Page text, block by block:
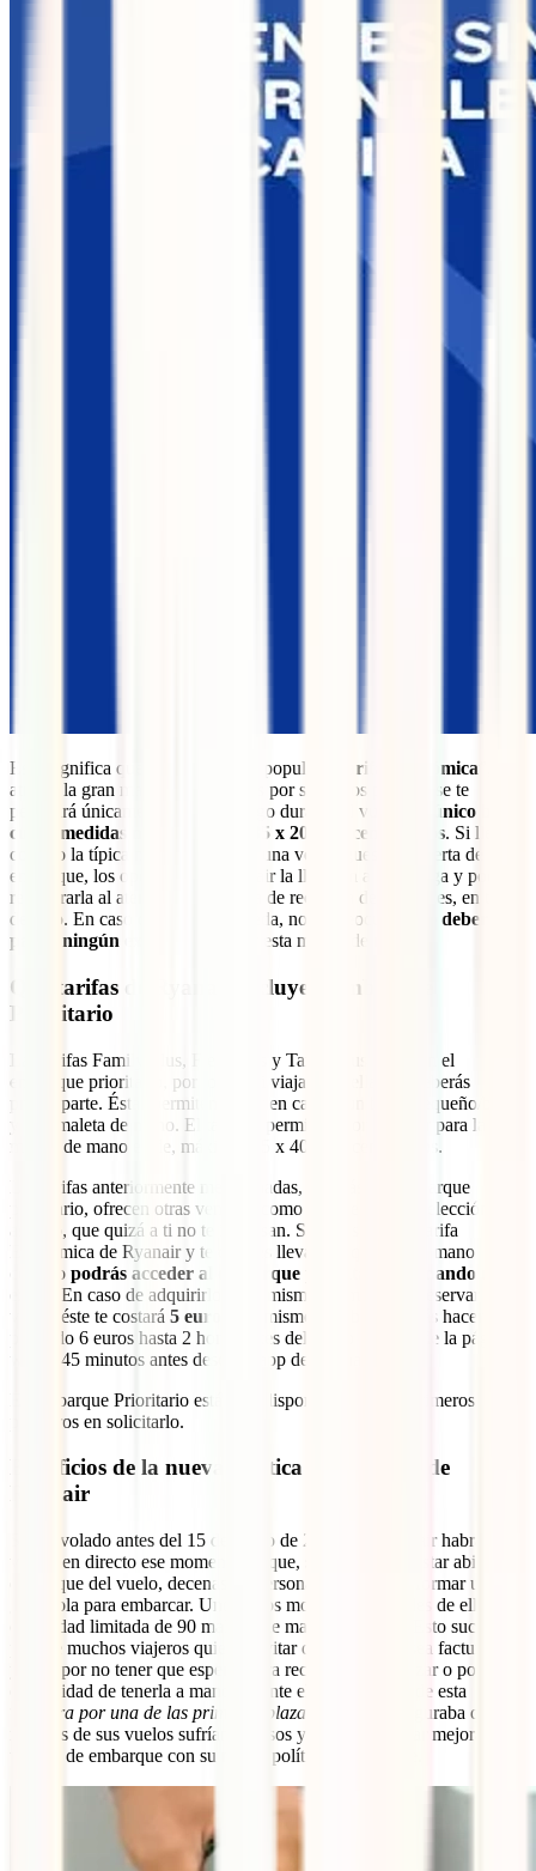
Esto significa que si viajas con la popular “ Tarifa Económica
atrae a la gran mayoría de clientes por sus bajos precios, se te
permitirá únicamente llevar contigo durante el vuelo
un único bulto
cuyas medidas no excedan de 35 x 20 x 20 centímetros. Si llevas
contigo la típica maleta de mano, una vez llegues a la puerta de
embarque, los operarios de Ryanair la llevarán a la bodega y podrás
recuperarla al aterrizar, en la cinta de recogida de equipajes, en tu
destino. En caso de que esto suceda, no te preocupes,
no deberás
pagar ningún extra
por facturar esta maleta de mano.
Qué tarifas de Ryanair incluyen Embarque
Prioritario
Las tarifas Family Plus, Flexi Plus y Tarifa Plus incluyen el
embarque prioritario, por lo que si viajas con ellas no deberás
preocuparte. Éstas permiten llevar en cabina un bulto pequeño/bolso
y una maleta de mano. El tamaño permitido por Ryanair para la
maleta de mano es de, máximo, 55 x 40 x 22 centímetros.
Las tarifas anteriormente mencionadas, además del embarque
prioritario, ofrecen otras ventajas como por ejemplo la selección de
asiento, que quizá a ti no te interesan. Si viajas con la Tarifa
Económica de Ryanair y te quieres llevar tu equipaje de mano
contigo podrás acceder al embarque prioritario abonando un
. En caso de adquirirlo en el mismo momento de reservar tu
vuelo, éste te costará 5 euros
. Asimismo, también podrás hacerlo
pagando 6 euros hasta 2 horas antes del vuelo a través de la página
web o 45 minutos antes desde la app de Ryanair.
El Embarque Prioritario está solo disponible para los primeros 90
pasajeros en solicitarlo.
Beneficios de la nueva política de equipaje de
Ryanair
Si has volado antes del 15 de enero de 2018 con Ryanair habrás
vivido en directo ese momento en que, sin ni siquiera estar abierto el
embarque del vuelo, decenas de personas empiezan a formar una
gran cola para embarcar. Uno de los motivos principales de ello es la
capacidad limitada de 90 maletas de mano en cabina. Esto sucedía
porque muchos viajeros quieren evitar que su maleta sea facturada,
ya sea por no tener que esperar para recogerla al aterrizar o por la
comodidad de tenerla a mano durante el vuelo. A raíz de esta
carrera por una de las primeras plazas
” Ryanair aseguraba que
muchos de sus vuelos sufrían retrasos y decidió intentar mejorar el
tiempo de embarque con su nueva política de equipaje.